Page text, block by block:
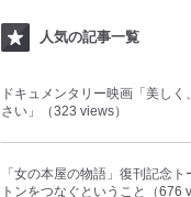
人気の記事一覧
ドキュメンタリー映画「美しく
さい」（323 views）
「女の本屋の物語」復刊記念ト
トンをつなぐということ（676